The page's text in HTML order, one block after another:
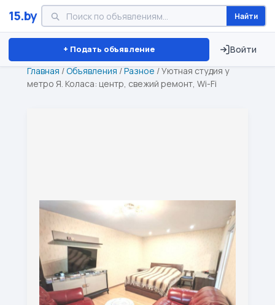
15.by Найти
+ Подать объявление Войти
Минск Витебск Брест ⏱ ТОЛЬКО 15 ДНЕЙ
Главная /Объявления /Разное /Уютная студия у
метро Я. Коласа: центр, свежий ремонт, Wi-Fi